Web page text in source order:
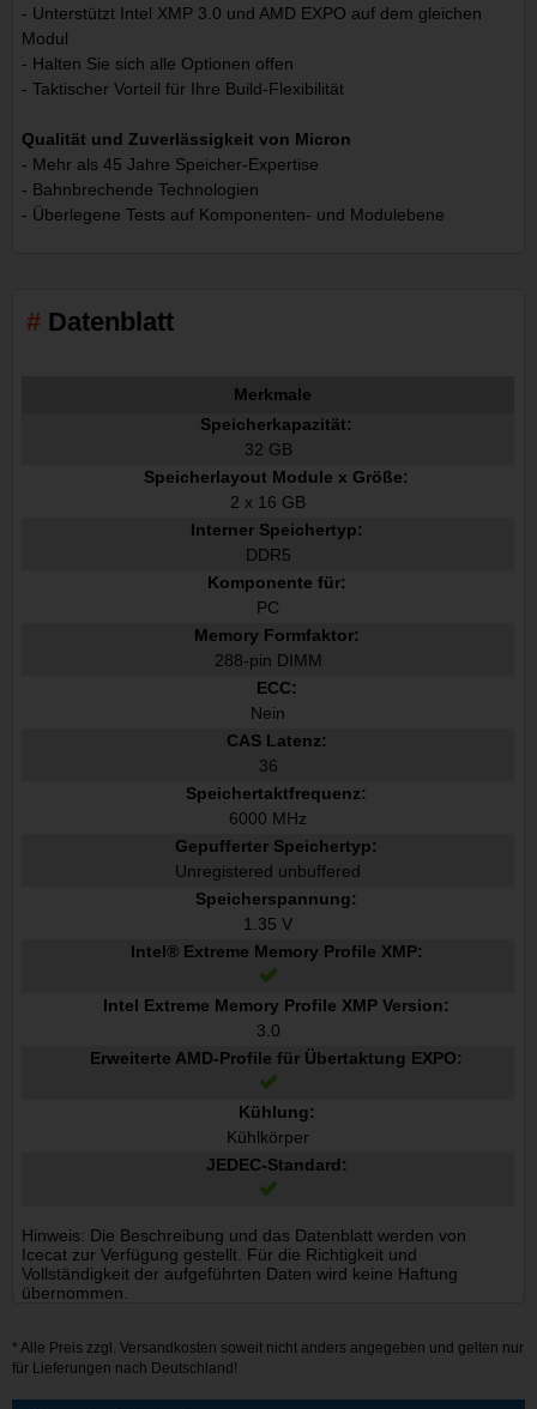
- Unterstützt Intel XMP 3.0 und AMD EXPO auf dem gleichen
Modul
- Halten Sie sich alle Optionen offen
- Taktischer Vorteil für Ihre Build-Flexibilität
Qualität und Zuverlässigkeit von Micron
- Mehr als 45 Jahre Speicher-Expertise
- Bahnbrechende Technologien
- Überlegene Tests auf Komponenten- und Modulebene
Datenblatt
Merkmale
Speicherkapazität:
32 GB
Speicherlayout Module x Größe:
2 x 16 GB
Interner Speichertyp:
DDR5
Komponente für:
PC
Memory Formfaktor:
288-pin DIMM
ECC:
Nein
CAS Latenz:
36
Speichertaktfrequenz:
6000 MHz
Gepufferter Speichertyp:
Unregistered unbuffered
Speicherspannung:
1.35 V
Intel® Extreme Memory Profile XMP:
Intel Extreme Memory Profile XMP Version:
3.0
Erweiterte AMD-Profile für Übertaktung EXPO:
Kühlung:
Kühlkörper
JEDEC-Standard:
Hinweis: Die Beschreibung und das Datenblatt werden von
Icecat zur Verfügung gestellt. Für die Richtigkeit und
Vollständigkeit der aufgeführten Daten wird keine Haftung
übernommen.
* Alle Preis zzgl. Versandkosten soweit nicht anders angegeben und gelten nur
für Lieferungen nach Deutschland!